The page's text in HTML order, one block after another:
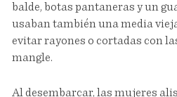
balde, botas pantaneras y un
usaban también una media
evitar rayones o cortadas con
mangle.
Al desembarcar, las mujeres